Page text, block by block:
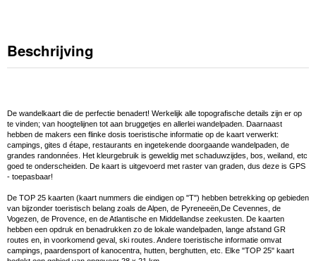
Beschrijving
De wandelkaart die de perfectie benadert! Werkelijk alle topografische details zijn er op
te vinden; van hoogtelijnen tot aan bruggetjes en allerlei wandelpaden. Daarnaast
hebben de makers een flinke dosis toeristische informatie op de kaart verwerkt:
campings, gites d étape, restaurants en ingetekende doorgaande wandelpaden, de
grandes randonnées. Het kleurgebruik is geweldig met schaduwzijdes, bos, weiland, etc
goed te onderscheiden. De kaart is uitgevoerd met raster van graden, dus deze is GPS
- toepasbaar!
De TOP 25 kaarten (kaart nummers die eindigen op "T") hebben betrekking op gebieden
van bijzonder toeristisch belang zoals de Alpen, de Pyreneeën,De Cevennes, de
Vogezen, de Provence, en de Atlantische en Middellandse zeekusten. De kaarten
hebben een opdruk en benadrukken zo de lokale wandelpaden, lange afstand GR
routes en, in voorkomend geval, ski routes. Andere toeristische informatie omvat
campings, paardensport of kanocentra, hutten, berghutten, etc. Elke "TOP 25" kaart